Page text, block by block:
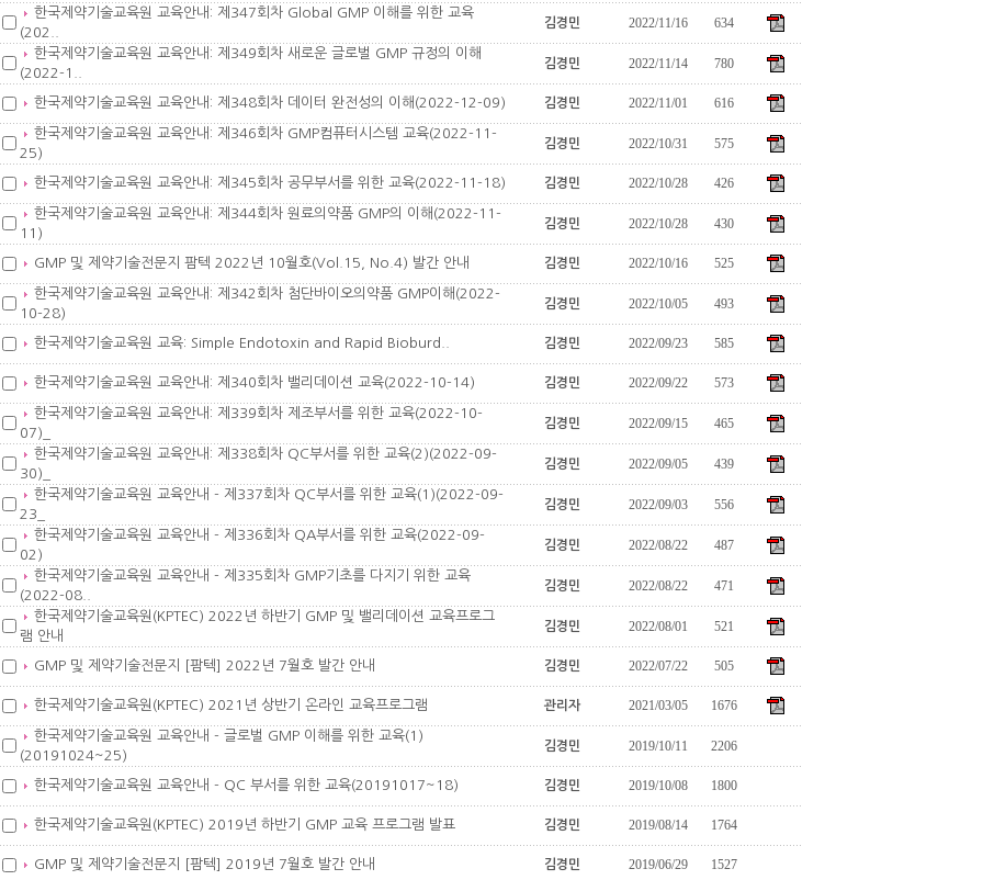
한국제약기술교육원 교육안내: 제347회차 Global GMP 이해를 위한 교육
(202..
김경민 2022/11/16 634
한국제약기술교육원 교육안내: 제349회차 새로운 글로벌 GMP 규정의 이해
(2022-1..
김경민 2022/11/14 780
한국제약기술교육원 교육안내: 제348회차 데이터 완전성의 이해(2022-12-09) 김경민 2022/11/01 616
한국제약기술교육원 교육안내: 제346회차 GMP컴퓨터시스템 교육(2022-11-
25)
김경민 2022/10/31 575
한국제약기술교육원 교육안내: 제345회차 공무부서를 위한 교육(2022-11-18) 김경민 2022/10/28 426
한국제약기술교육원 교육안내: 제344회차 원료의약품 GMP의 이해(2022-11-
11)
김경민 2022/10/28 430
GMP 및 제약기술전문지 팜텍 2022년 10월호(Vol.15, No.4) 발간 안내 김경민 2022/10/16 525
한국제약기술교육원 교육안내: 제342회차 첨단바이오의약품 GMP이해(2022-
10-28)
김경민 2022/10/05 493
한국제약기술교육원 교육: Simple Endotoxin and Rapid Bioburd.. 김경민 2022/09/23 585
한국제약기술교육원 교육안내: 제340회차 밸리데이션 교육(2022-10-14) 김경민 2022/09/22 573
한국제약기술교육원 교육안내: 제339회차 제조부서를 위한 교육(2022-10-
07)_
김경민 2022/09/15 465
한국제약기술교육원 교육안내: 제338회차 QC부서를 위한 교육(2)(2022-09-
30)_
김경민 2022/09/05 439
한국제약기술교육원 교육안내 - 제337회차 QC부서를 위한 교육(1)(2022-09-
23_
김경민 2022/09/03 556
한국제약기술교육원 교육안내 - 제336회차 QA부서를 위한 교육(2022-09-
02)
김경민 2022/08/22 487
한국제약기술교육원 교육안내 - 제335회차 GMP기초를 다지기 위한 교육
(2022-08..
김경민 2022/08/22 471
한국제약기술교육원(KPTEC) 2022년 하반기 GMP 및 밸리데이션 교육프로그
램 안내
김경민 2022/08/01 521
GMP 및 제약기술전문지 [팜텍] 2022년 7월호 발간 안내 김경민 2022/07/22 505
한국제약기술교육원(KPTEC) 2021년 상반기 온라인 교육프로그램 관리자 2021/03/05 1676
한국제약기술교육원 교육안내 - 글로벌 GMP 이해를 위한 교육(1)
(20191024~25)
김경민 2019/10/11 2206
한국제약기술교육원 교육안내 - QC 부서를 위한 교육(20191017~18) 김경민 2019/10/08 1800
한국제약기술교육원(KPTEC) 2019년 하반기 GMP 교육 프로그램 발표 김경민 2019/08/14 1764
GMP 및 제약기술전문지 [팜텍] 2019년 7월호 발간 안내 김경민 2019/06/29 1527